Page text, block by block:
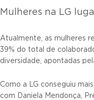
Mulheres na LG
Atualmente, as mulheres
39% do total de
diversidade, apontadas
Como a LG conseguiu
com Daniela Mendonça,